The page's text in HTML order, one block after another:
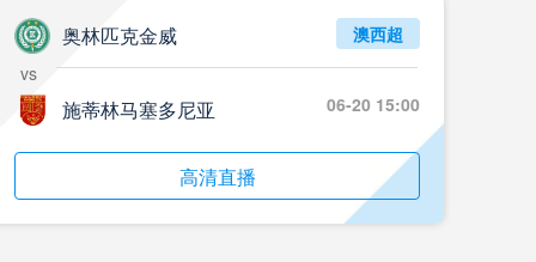
奥林匹克金威
vs
施蒂林马塞多尼亚
澳西超
06-20 15:00
高清直播